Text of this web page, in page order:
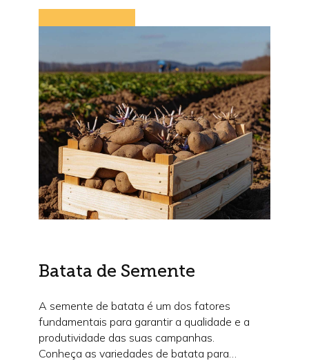
Batata de Semente
A semente de batata é um dos fatores
fundamentais para garantir a qualidade e a
produtividade das suas campanhas.
Conheça as variedades de batata para